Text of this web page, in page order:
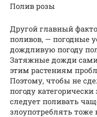
Полив розы
Другой главный
поливов, — погодные
дождливую погоду
Затяжные дожди
этим растениям
Поэтому, чтобы не
погоду
следует поливать
злоупотреблять тоже